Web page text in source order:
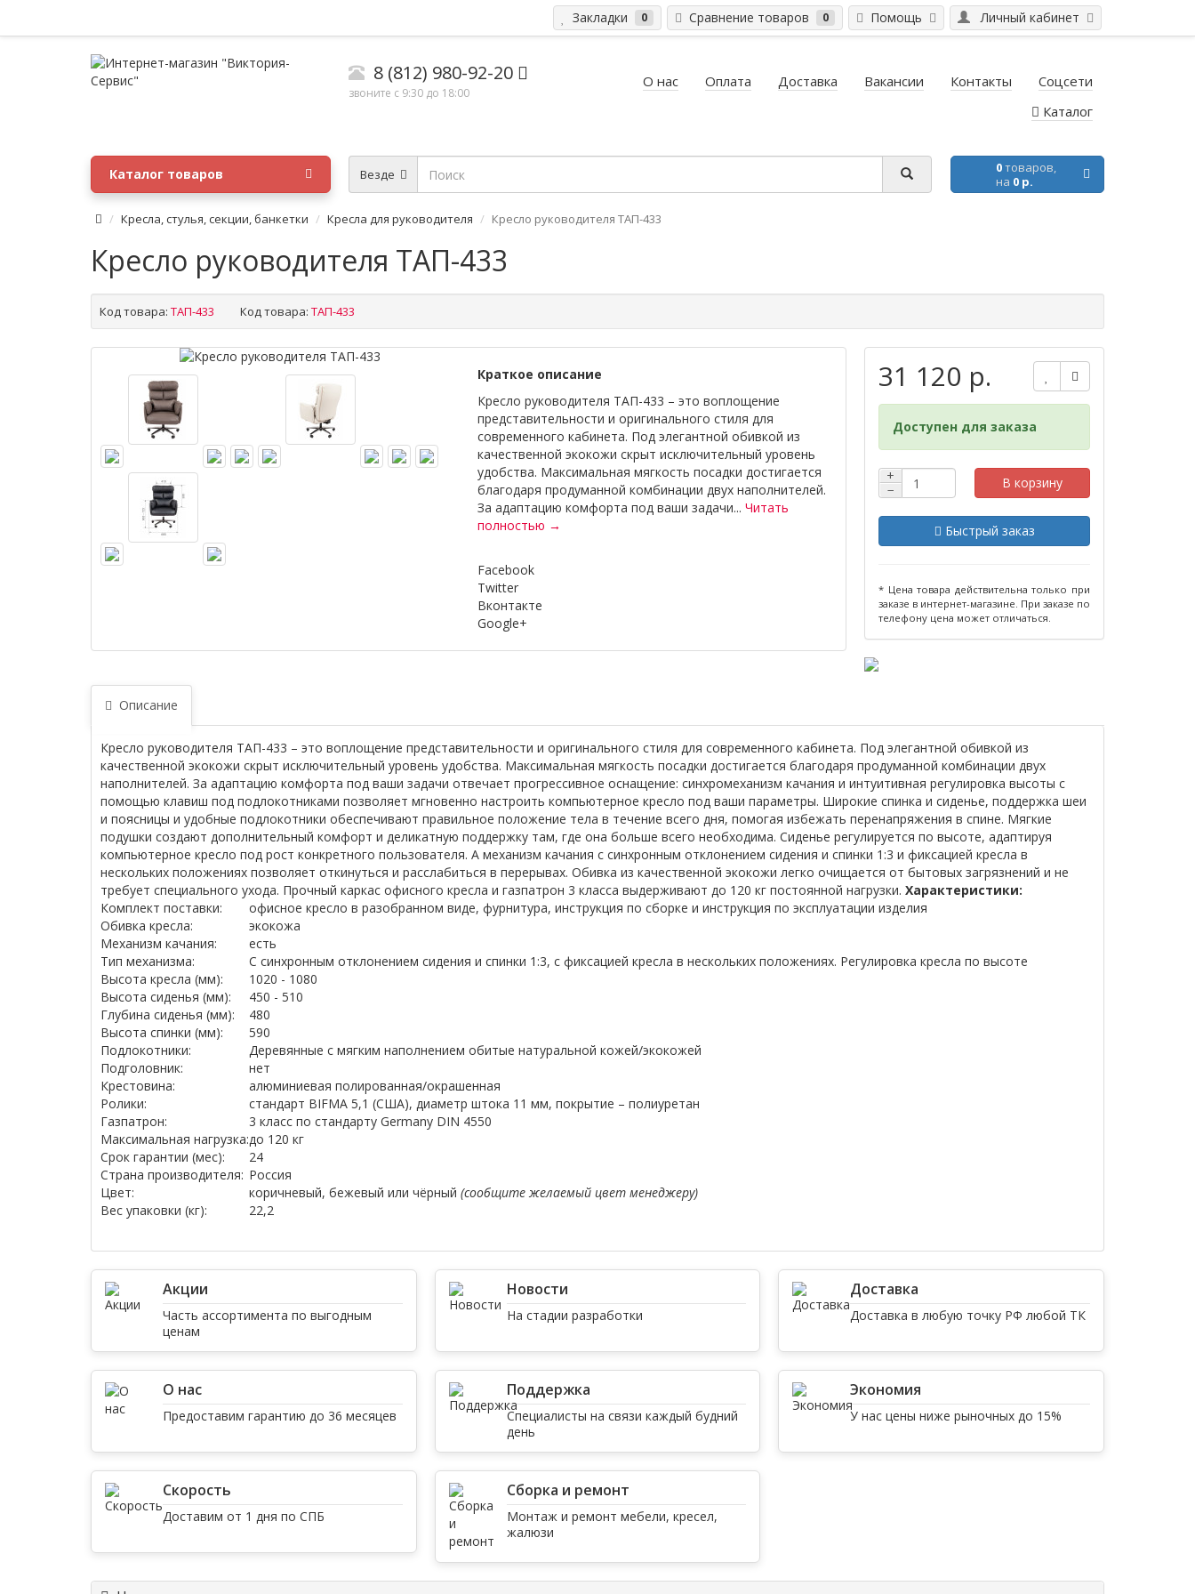
Личный кабинет
Помощь
Закладки 0 Сравнение товаров 0
8 (812) 980-92-20
звоните с 9:30 до 18:00
О нас Оплата Доставка Вакансии Контакты
Соцсети
Каталог
Везде 0товаров,
на 0 р.
Каталог товаров
Кресла, стулья, секции, банкетки Кресла для руководителя Кресло руководителя ТАП-433
Кресло руководителя ТАП-433
Код товара: ТАП-433 Код товара: ТАП-433
Краткое описание
Кресло руководителя ТАП-433 – это воплощение
представительности и оригинального стиля для
современного кабинета. Под элегантной обивкой из
качественной экокожи скрыт исключительный уровень
удобства. Максимальная мягкость посадки достигается
благодаря продуманной комбинации двух наполнителей.
За адаптацию комфорта под ваши задачи... Читать
полностью →
Facebook
Twitter
Вконтакте
Google+
31 120 р.
Доступен для заказа
+
−
В корзину
Быстрый заказ
* Цена товара действительна только при
заказе в интернет-магазине. При заказе по
телефону цена может отличаться.
Описание
Кресло руководителя ТАП-433 – это воплощение представительности и оригинального стиля для современного кабинета. Под элегантной обивкой из
качественной экокожи скрыт исключительный уровень удобства. Максимальная мягкость посадки достигается благодаря продуманной комбинации двух
наполнителей. За адаптацию комфорта под ваши задачи отвечает прогрессивное оснащение: синхромеханизм качания и интуитивная регулировка высоты с
помощью клавиш под подлокотниками позволяет мгновенно настроить компьютерное кресло под ваши параметры. Широкие спинка и сиденье, поддержка шеи
и поясницы и удобные подлокотники обеспечивают правильное положение тела в течение всего дня, помогая избежать перенапряжения в спине. Мягкие
подушки создают дополнительный комфорт и деликатную поддержку там, где она больше всего необходима. Сиденье регулируется по высоте, адаптируя
компьютерное кресло под рост конкретного пользователя. А механизм качания с синхронным отклонением сидения и спинки 1:3 и фиксацией кресла в
нескольких положениях позволяет откинуться и расслабиться в перерывах. Обивка из качественной экокожи легко очищается от бытовых загрязнений и не
требует специального ухода. Прочный каркас офисного кресла и газпатрон 3 класса выдерживают до 120 кг постоянной нагрузки. Характеристики:
Комплект поставки:
офисное кресло в разобранном виде, фурнитура, инструкция по сборке и инструкция по эксплуатации изделия
Обивка кресла:
экокожа
Механизм качания:
есть
Тип механизма:
С синхронным отклонением сидения и спинки 1:3, с фиксацией кресла в нескольких положениях. Регулировка кресла по высоте
Высота кресла (мм):
1020 - 1080
Высота сиденья (мм):
450 - 510
Глубина сиденья (мм):
480
Высота спинки (мм):
590
Подлокотники:
Деревянные с мягким наполнением обитые натуральной кожей/экокожей
Подголовник:
нет
Крестовина:
алюминиевая полированная/окрашенная
Ролики:
стандарт BIFMA 5,1 (США), диаметр штока 11 мм, покрытие – полиуретан
Газпатрон:
3 класс по стандарту Germany DIN 4550
Максимальная нагрузка:до 120 кг
Срок гарантии (мес):
24
Страна производителя: Россия
Цвет:
коричневый, бежевый или чёрный (сообщите желаемый цвет менеджеру)
Вес упаковки (кг):
22,2
Акции
Часть ассортимента по выгодным
ценам
Новости
На стадии разработки
Доставка
Доставка в любую точку РФ любой ТК
О нас
Предоставим гарантию до 36 месяцев
Поддержка
Специалисты на связи каждый будний
день
Экономия
У нас цены ниже рыночных до 15%
Скорость
Доставим от 1 дня по СПБ
Сборка и ремонт
Монтаж и ремонт мебели, кресел,
жалюзи